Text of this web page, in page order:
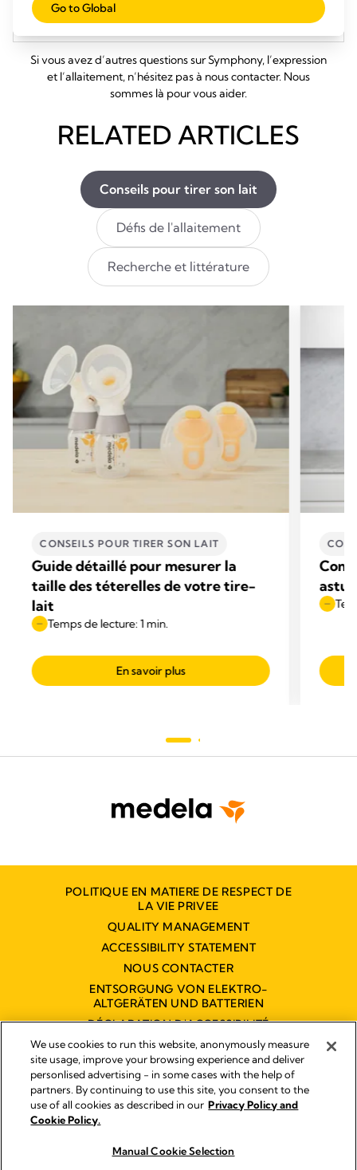
References
Si vous avez d’autres questions sur Symphony, l’expression
et l’allaitement, n’hésitez pas à nous contacter. Nous
sommes là pour vous aider.
RELATED ARTICLES
Conseils pour tirer son lait
Défis de l'allaitement
Recherche et littérature
CONSEILS POUR TIRER SON LAIT
Guide détaillé pour mesurer la
taille des téterelles de votre tire-
lait
Temps de lecture: 1 min.
En savoir plus
POLITIQUE EN MATIERE DE RESPECT DE
LA VIE PRIVEE
QUALITY MANAGEMENT
ACCESSIBILITY STATEMENT
NOUS CONTACTER
ENTSORGUNG VON ELEKTRO-
ALTGERÄTEN UND BATTERIEN
DÉCLARATION D'ACCESSIBILITÉ
NUMÉRIQUE
Empreinte
Legal Notice
Go to Global
We use cookies to run this website, anonymously measure
site usage, improve your browsing experience and deliver
personlised advertising - in some cases with the help of
partners. By continuing to use this site, you consent to the
use of all cookies as described in our Privacy Policy and
Cookie Policy.
Manual Cookie Selection